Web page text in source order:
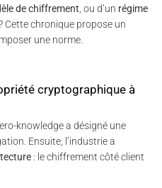
de chiffrement, ou d’un régime
Cette chronique propose un
une norme.
cryptographique à
knowledge a désigné une
Ensuite, l’industrie a
: le chiffrement côté client